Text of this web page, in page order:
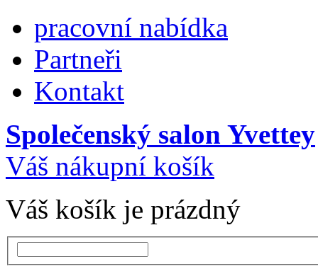
pracovní nabídka
Partneři
Kontakt
Společenský salon Yvettey
Váš nákupní košík
Váš košík je prázdný